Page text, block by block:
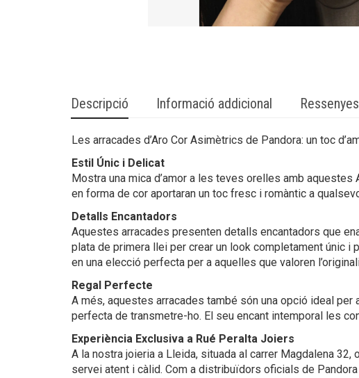
Descripció Informació addicional
Les arracades d’Aro Cor Asimètrics de Pandora: un toc
Estil Únic i Delicat
Mostra una mica d’amor a les teves orelles amb
en forma de cor aportaran un toc fresc i romàntic a
Detalls Encantadors
Aquestes arracades presenten detalls encantadors que
plata de primera llei per crear un look completament únic
en una elecció perfecta per a aquelles que valoren
Regal Perfecte
A més, aquestes arracades també són una opció ideal
perfecta de transmetre-ho. El seu encant intemporal les
Experiència Exclusiva a Rué Peralta Joiers
A la nostra joieria a Lleida, situada al carrer Magdalena
servei atent i càlid. Com a distribuïdors oficials de